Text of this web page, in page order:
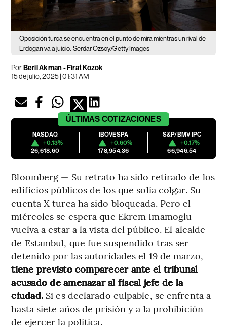
Oposición turca se encuentra en el punto de mira mientras un rival de
Erdogan va a juicio. Serdar Ozsoy/Getty Images
PorBeril Akman - Firat Kozok
15 de julio, 2025 | 01:31 AM
ÚLTIMAS COTIZACIONES
NASDAQ
+0.13%
26,618.60
IBOVESPA
+0.60%
178,954.36
S&P/BMV IPC
+0.17%
66,946.54
Bloomberg — Su retrato ha sido retirado de los
edificios públicos de los que solía colgar. Su
cuenta X turca ha sido bloqueada. Pero el
miércoles se espera que Ekrem Imamoglu
vuelva a estar a la vista del público. El alcalde
de Estambul, que fue suspendido tras ser
detenido por las autoridades el 19 de marzo,
tiene previsto comparecer ante el tribunal
acusado de amenazar al fiscal jefe de la
ciudad. Si es declarado culpable, se enfrenta a
hasta siete años de prisión y a la prohibición
de ejercer la política.